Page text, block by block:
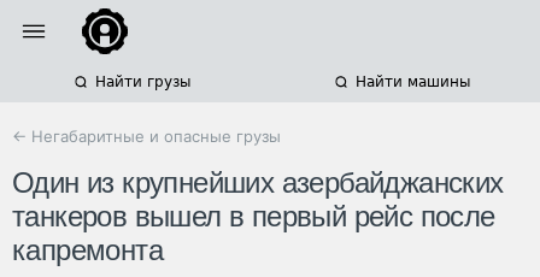
Найти грузы Найти машины
← Негабаритные и опасные грузы
Один из крупнейших азербайджанских
танкеров вышел в первый рейс после
капремонта